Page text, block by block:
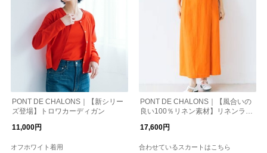
PONT DE CHALONS｜【新シリー
ズ登場】トロワカーディガン
11,000円
オフホワイト着用
PONT DE CHALONS｜【風合いの
良い100％リネン素材】リネンラッ
17,600円
合わせているスカートはこちら